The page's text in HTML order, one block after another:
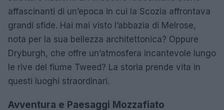
affascinanti di un’epoca in cui la Scozia affrontava
grandi sfide. Hai mai visto l’abbazia di Melrose,
nota per la sua bellezza architettonica? Oppure
Dryburgh, che offre un’atmosfera incantevole lungo
le rive del fiume Tweed? La storia prende vita in
questi luoghi straordinari.
Avventura e Paesaggi Mozzafiato